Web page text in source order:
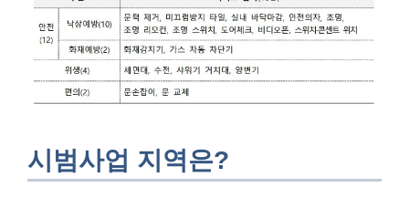
시범사업 지역은?